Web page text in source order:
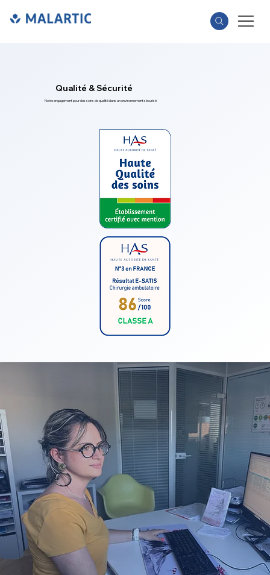
Qualité & Sécurité
Notre engagement pour des soins de qualité dans un environnement sécurisé